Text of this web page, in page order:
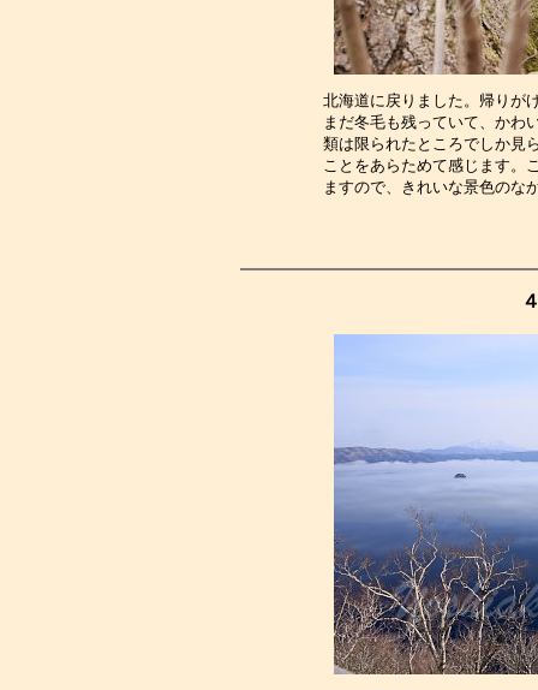
北海道に戻りました。帰りが
まだ冬毛も残っていて、かわ
類は限られたところでしか見
ことをあらためて感じます。
ますので、きれいな景色